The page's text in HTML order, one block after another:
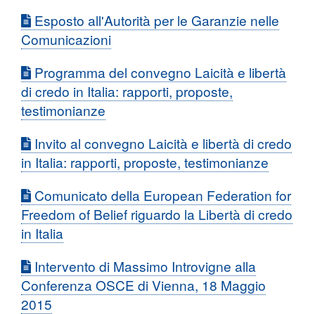
Esposto all'Autorità per le Garanzie nelle
Comunicazioni
Programma del convegno Laicità e libertà
di credo in Italia: rapporti, proposte,
testimonianze
Invito al convegno Laicità e libertà di credo
in Italia: rapporti, proposte, testimonianze
Comunicato della European Federation for
Freedom of Belief riguardo la Libertà di credo
in Italia
Intervento di Massimo Introvigne alla
Conferenza OSCE di Vienna, 18 Maggio
2015